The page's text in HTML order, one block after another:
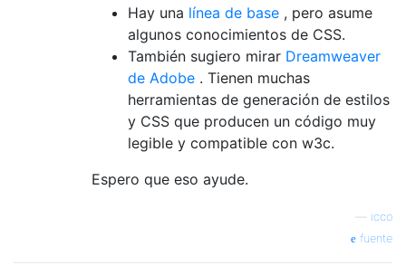
Hay una línea de base , pero asume
algunos conocimientos de CSS.
También sugiero mirar Dreamweaver
de Adobe . Tienen muchas
herramientas de generación de estilos
y CSS que producen un código muy
legible y compatible con w3c.
Espero que eso ayude.
icco
fuente